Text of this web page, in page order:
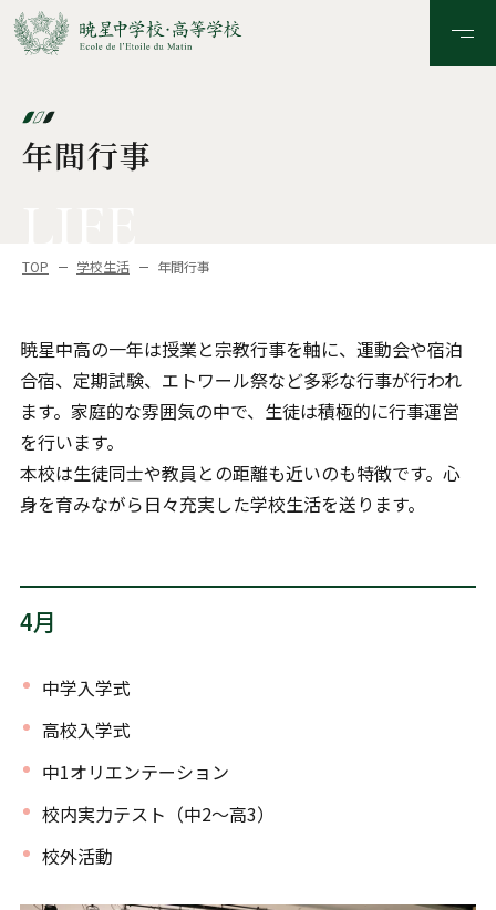
年間行事
TOP 学校生活 年間行事
暁星中高の一年は授業と宗教行事を軸に、運動会や宿泊
合宿、定期試験、エトワール祭など多彩な行事が行われ
ます。家庭的な雰囲気の中で、生徒は積極的に行事運営
を行います。
本校は生徒同士や教員との距離も近いのも特徴です。心
身を育みながら日々充実した学校生活を送ります。
4月
中学入学式
高校入学式
中1オリエンテーション
校内実力テスト（中2～高3）
校外活動